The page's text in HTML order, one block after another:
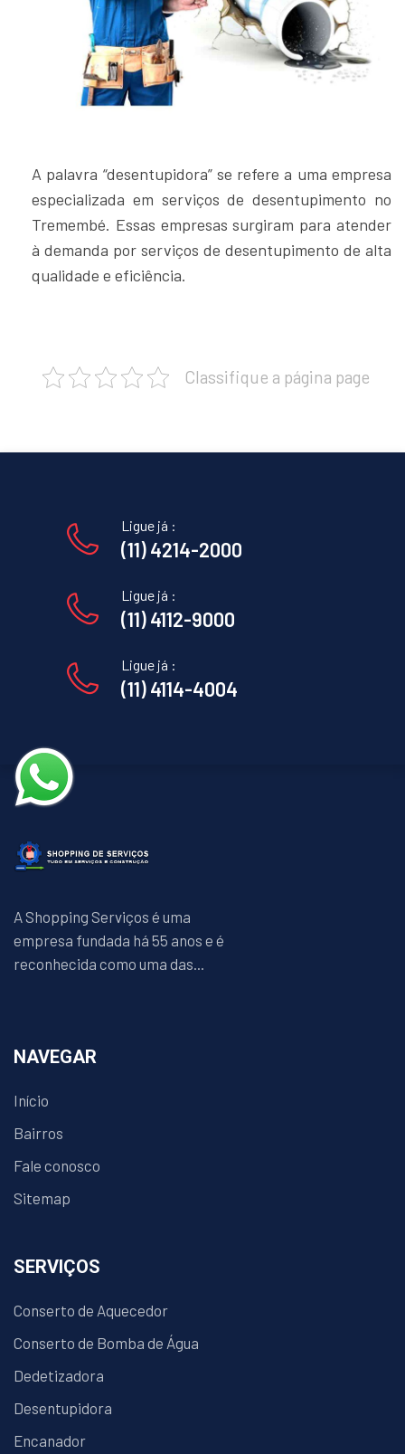
A palavra “desentupidora” se refere a uma empresa
especializada em serviços de desentupimento no
Tremembé. Essas empresas surgiram para atender
à demanda por serviços de desentupimento de alta
qualidade e eficiência.
Classifique a página page
Ligue já :
(11) 4214-2000
Ligue já :
(11) 4112-9000
Ligue já :
(11) 4114-4004
A Shopping Serviços é uma
empresa fundada há 55 anos e é
reconhecida como uma das...
NAVEGAR
Início
Bairros
Fale conosco
Sitemap
SERVIÇOS
Conserto de Aquecedor
Conserto de Bomba de Água
Dedetizadora
Desentupidora
Encanador